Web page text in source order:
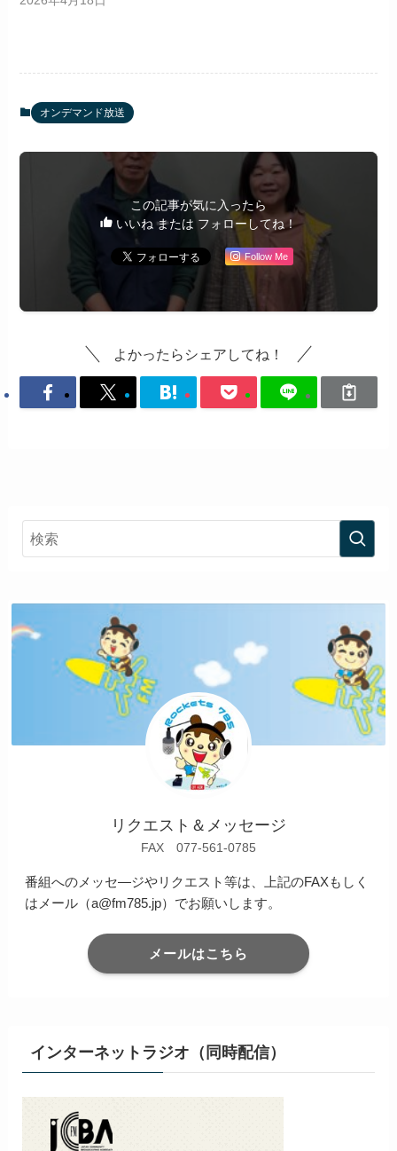
オンデマンド放送
この記事が気に入ったら
いいね または フォローしてね！
Follow Me
よかったらシェアしてね！
リクエスト＆メッセージ
FAX 077-561-0785
番組へのメッセ―ジやリクエスト等は、上記のFAXもしく
はメール（a@fm785.jp）でお願いします。
メールはこちら
インターネットラジオ（同時配信）